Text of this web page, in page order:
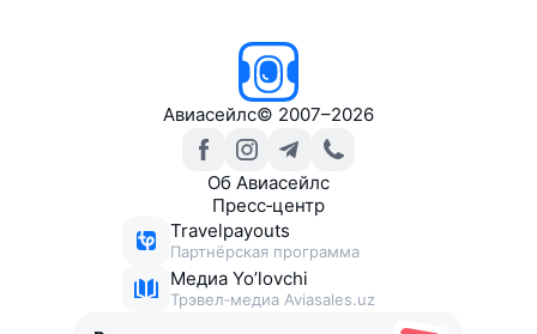
Авиасейлс© 2007–2026
Об Авиасейлс
Пресс‑центр
Travelpayouts
Партнёрская программа
Медиа Yo’lovchi
Трэвел‑медиа Aviasales.uz